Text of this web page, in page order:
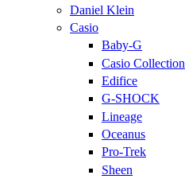
Daniel Klein
Casio
Baby-G
Casio Collection
Edifice
G-SHOCK
Lineage
Oceanus
Pro-Trek
Sheen